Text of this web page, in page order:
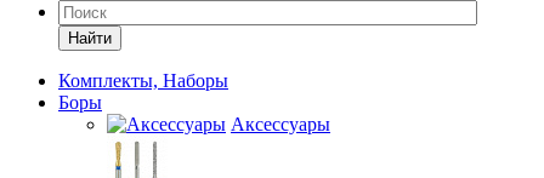
Найти
Комплекты, Наборы
Боры
Аксессуары